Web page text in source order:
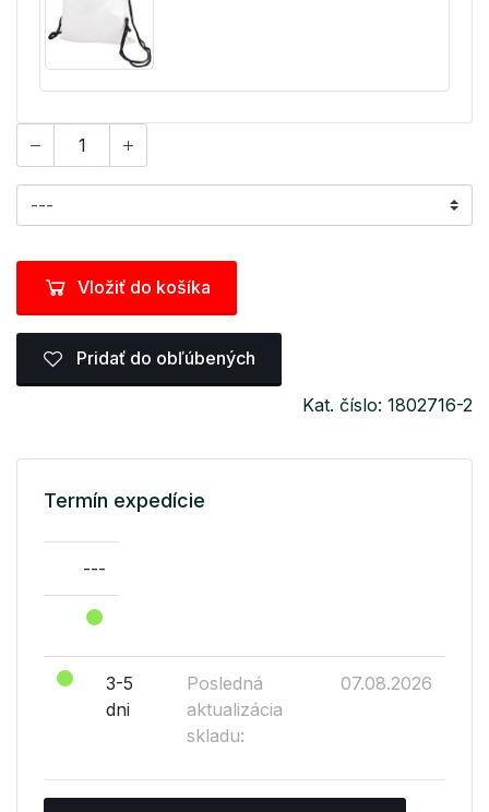
Vložiť do košíka
Pridať do obľúbených
Kat. číslo: 1802716-2
Termín expedície
---
3-5
dni
Posledná
aktualizácia
skladu:
07.08.2026